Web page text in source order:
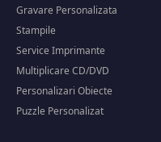
Gravare Personalizata
Stampile
Service Imprimante
Multiplicare CD/DVD
Personalizari Obiecte
Puzzle Personalizat